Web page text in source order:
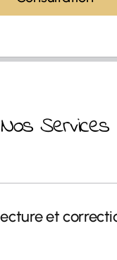
Nos Services
et